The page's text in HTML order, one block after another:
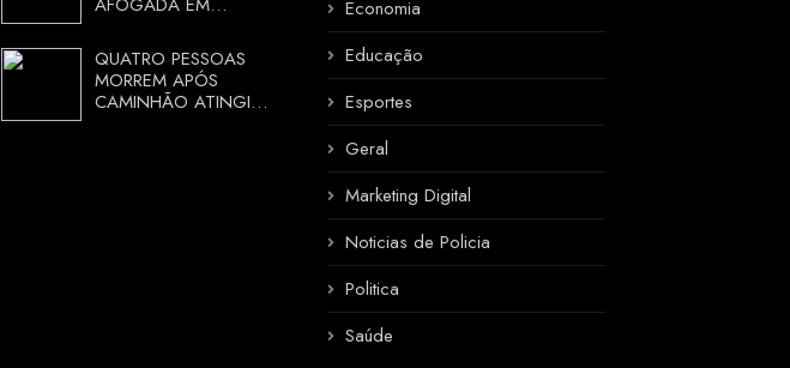
RURAL DE ARACI,
BAHIA; POLÍCIA
INVESTIGA
CIRCUNSTÂNCIAS
QUATRO PESSOAS
MORREM APÓS
CAMINHÃO ATINGIR
Economia
Educação
Esportes
Geral
Marketing Digital
Noticias de Policia
Politica
Saúde